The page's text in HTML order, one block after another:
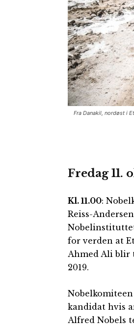
Fra Danakil, nordøst i
Fredag 11.
Kl. 11.00:
Reiss-
for verden at
Ahmed Ali blir
2019.
kandidat hvis
Alfred Nobels